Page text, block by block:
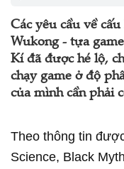
Các yêu cầu về
Wukong - tựa
Kí đã được hé lộ,
chạy game ở độ
của mình cần phải
Theo thông tin
Science, Black